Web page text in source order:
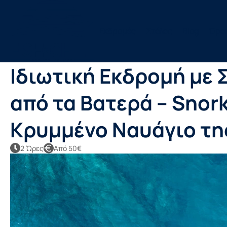
πλοήγηση
Ιδιωτική Εκδρομή με
από τα Βατερά –
Κρυμμένο Ναυάγιο
2 Ώρες Από 50€